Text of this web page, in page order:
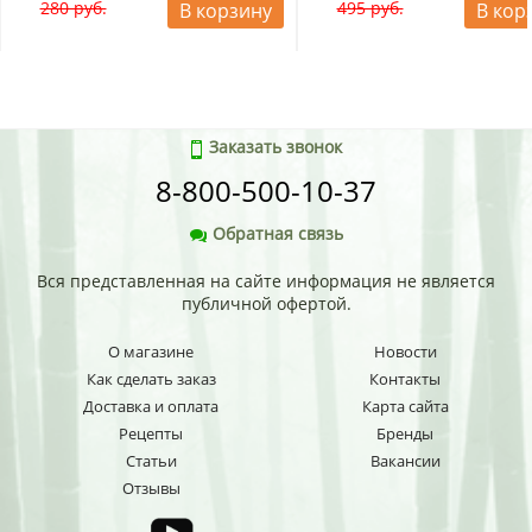
экологичная бытовая химия, корейские товары,
хозяйственное мыло, детское мыло, товары для детей.
280 руб. В корзину 495 руб. В
Заказать звонок
8-800-500-10-37
Обратная связь
Вся представленная на сайте информация не является
публичной офертой.
О магазине
Как сделать заказ
Доставка и оплата
Рецепты
Статьи
Отзывы
Новости
Контакты
Карта сайта
Бренды
Вакансии